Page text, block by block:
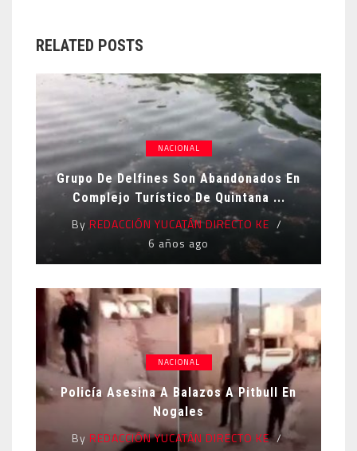
RELATED POSTS
NACIONAL
Grupo De Delfines Son Abandonados En
Complejo Turístico De Quintana ...
By REDACCIÓN YUCATÁN DIRECTO KE
6 años ago
NACIONAL
Policía Asesina A Balazos A Pitbull En
Nogales
By REDACCIÓN YUCATÁN DIRECTO KE